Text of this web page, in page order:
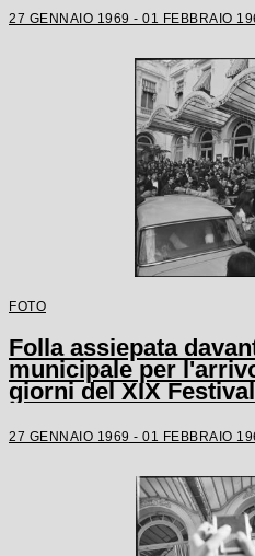
27 GENNAIO 1969 - 01 FEBBRAIO
FOTO
Folla assiepata
municipale per
giorni del XIX
27 GENNAIO 1969 - 01 FEBBRAIO